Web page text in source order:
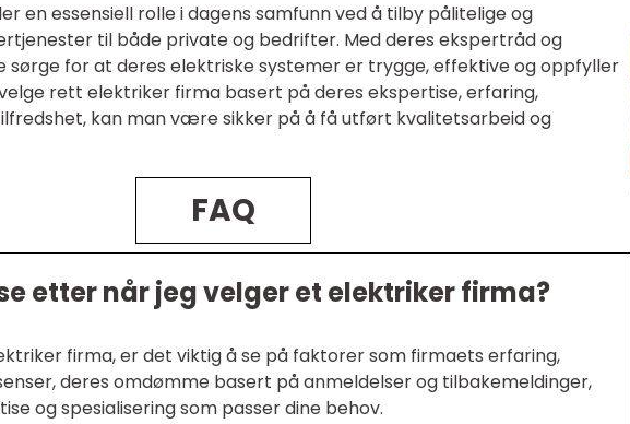
en essensiell rolle i dagens samfunn ved å tilby pålitelige og
til både private og bedrifter. Med deres ekspertråd og
sørge for at deres elektriske systemer er trygge, effektive og oppfyller
rett elektriker firma basert på deres ekspertise, erfaring,
kan man være sikker på å få utført kvalitetsarbeid og
FAQ
etter når jeg velger et elektriker firma?
firma, er det viktig å se på faktorer som firmaets erfaring,
deres omdømme basert på anmeldelser og tilbakemeldinger,
og spesialisering som passer dine behov.